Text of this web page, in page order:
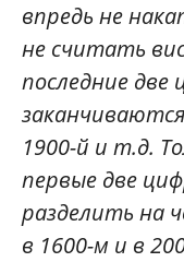
впредь не
не считать
последние
1900-й и т.д.
первые две
разделить на
в 1600-м и в